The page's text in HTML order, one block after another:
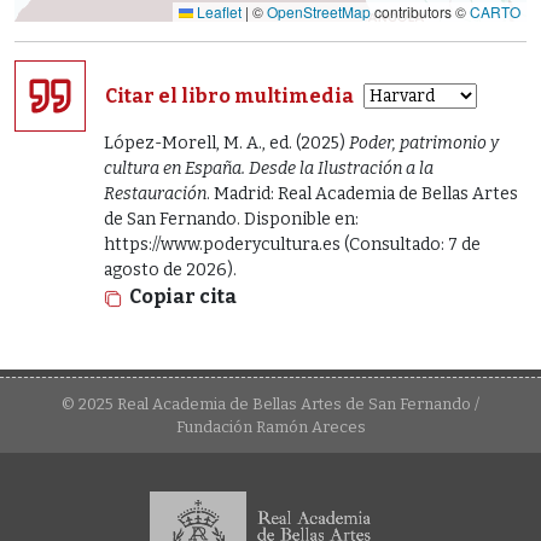
Leaflet | ©OpenStreetMapcontributors ©CARTO
Citar el libro multimedia
López-Morell, M. A., ed. (2025) Poder, patrimonio y
cultura en España. Desde la Ilustración a la
Restauración. Madrid: Real Academia de Bellas Artes
de San Fernando. Disponible en:
https://www.poderycultura.es (Consultado: 7 de
agosto de 2026).
Copiar cita
© 2025 Real Academia de Bellas Artes de San Fernando /
Fundación Ramón Areces